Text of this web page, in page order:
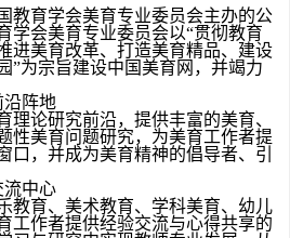
教育学会美育专业委员会主办的公
学会美育专业委员会以“贯彻教育
进美育改革、打造美育精品、建设
”为宗旨建设中国美育网，并竭力
沿阵地
理论研究前沿，提供丰富的美育、
性美育问题研究，为美育工作者提
口，并成为美育精神的倡导者、引
流中心
教育、美术教育、学科美育、幼儿
工作者提供经验交流与心得共享的